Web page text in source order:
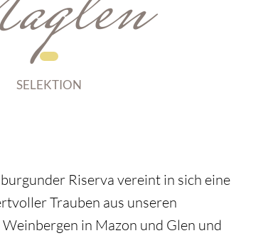
SELEKTION
Riserva vereint in sich eine
Trauben aus unseren
in Mazon und Glen und